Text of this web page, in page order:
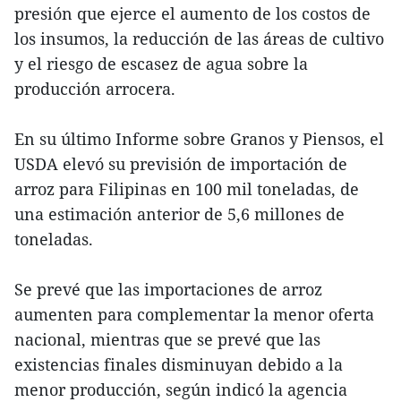
presión que ejerce el aumento de los costos de
los insumos, la reducción de las áreas de cultivo
y el riesgo de escasez de agua sobre la
producción arrocera.
En su último Informe sobre Granos y Piensos, el
USDA elevó su previsión de importación de
arroz para Filipinas en 100 mil toneladas, de
una estimación anterior de 5,6 millones de
toneladas.
Se prevé que las importaciones de arroz
aumenten para complementar la menor oferta
nacional, mientras que se prevé que las
existencias finales disminuyan debido a la
menor producción, según indicó la agencia